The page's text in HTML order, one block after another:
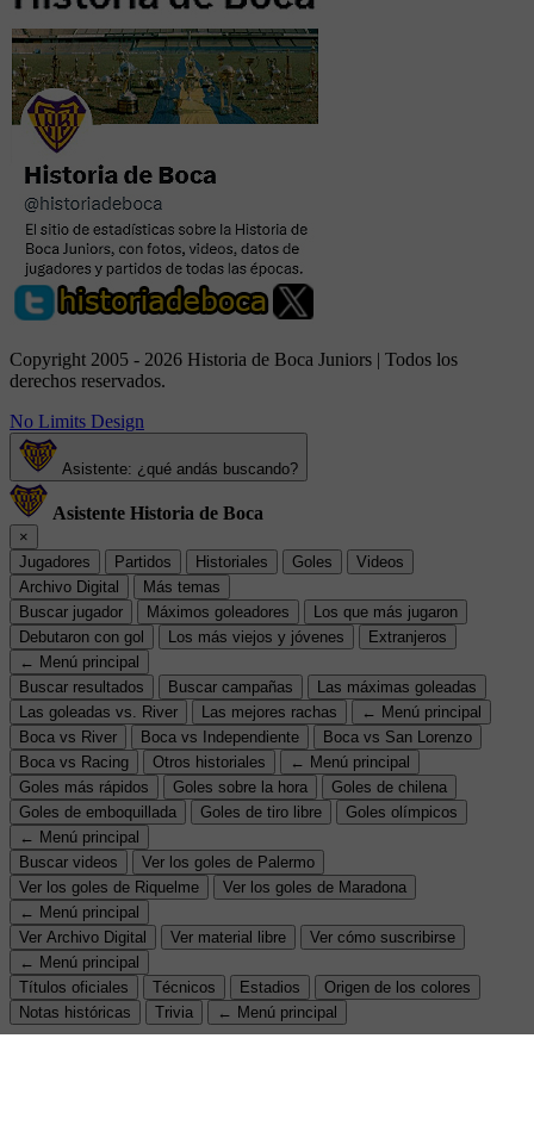
Copyright 2005 - 2026 Historia de Boca Juniors | Todos los
derechos reservados.
No Limits Design
Asistente: ¿qué andás buscando?
Asistente Historia de Boca
×
Jugadores
Partidos Historiales Goles
Videos
Archivo Digital
Más temas
Buscar jugador
Máximos goleadores
Los que más jugaron
Debutaron con gol
Los más viejos y jóvenes
Extranjeros
← Menú principal
Buscar resultados
Buscar campañas
Las máximas goleadas
Las goleadas vs. River
Las mejores rachas
← Menú principal
Boca vs River
Boca vs Independiente
Boca vs San Lorenzo
Boca vs Racing
Otros historiales
← Menú principal
Goles más rápidos
Goles sobre la hora
Goles de chilena
Goles de emboquillada
Goles de tiro libre
Goles olímpicos
← Menú principal
Buscar videos
Ver los goles de Palermo
Ver los goles de Riquelme
Ver los goles de Maradona
← Menú principal
Ver Archivo Digital
Ver material libre
Ver cómo suscribirse
← Menú principal
Títulos oficiales
Técnicos Estadios
Origen de los colores
Notas históricas
Trivia ← Menú principal